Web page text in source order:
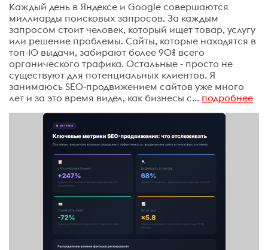
Каждый день в Яндексе и Google совершаются
миллиарды поисковых запросов. За каждым
запросом стоит человек, который ищет товар, услугу
или решение проблемы. Сайты, которые находятся в
топ-10 выдачи, забирают более 90% всего
органического трафика. Остальные - просто не
существуют для потенциальных клиентов. Я
занимаюсь SEO-продвижением сайтов уже много
лет и за это время видел, как бизнесы с... подробнее